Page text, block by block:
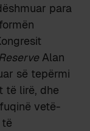
para
Alan
së tepërmi
të lirë, dhe
vetë-